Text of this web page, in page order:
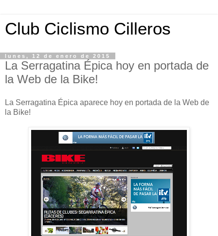
Club Ciclismo Cilleros
lunes, 12 de enero de 2015
La Serragatina Épica hoy en portada de
la Web de la Bike!
La Serragatina Épica aparece hoy en portada de la Web de
la Bike!